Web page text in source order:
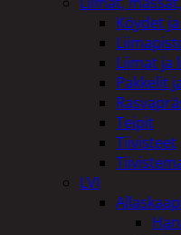
Köydet
Liimat ja
Pakkelit
Teipit
Tiivisteet
LVI